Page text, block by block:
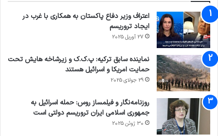
اعتراف وزیر دفاع پاکستان به همکاری با غرب در
ایجاد تروریسم
27 آوریل 2025
نماینده سابق ترکیه: پ.ک.ک و زیرشاخه هایش تحت
حمایت امریکا و اسرائیل هستند
29 جولای 2025
روزنامه‌نگار و فیلمساز روس: حمله اسرائیل به
جمهوری اسلامی ایران تروریسم دولتی است
30 ژوئن 2025